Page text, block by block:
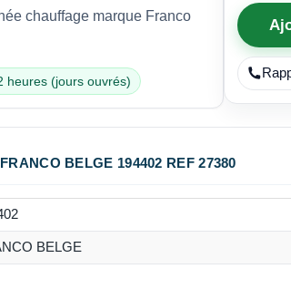
chauffage marque Franco
heures (jours ouvrés)
BELGE 194402 REF 27380
BELGE